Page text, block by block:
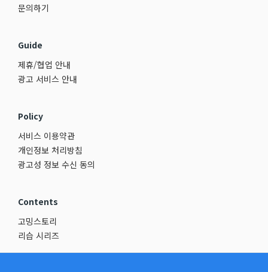
문의하기
Guide
제휴/협업 안내
광고 서비스 안내
Policy
서비스 이용약관
개인정보 처리방침
광고성 정보 수신 동의
Contents
고밍스토리
리습 시리즈